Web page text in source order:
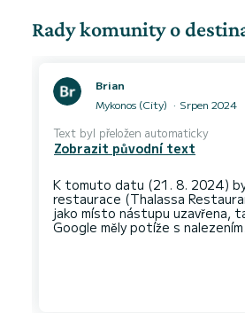
Rady komunity o
Brian
Mykonos (City)
Srpen 2024
Text byl přeložen automaticky
Zobrazit původní text
K tomuto datu (21. 8. 2024)
restaurace (Thalassa
jako místo nástupu uzavřena,